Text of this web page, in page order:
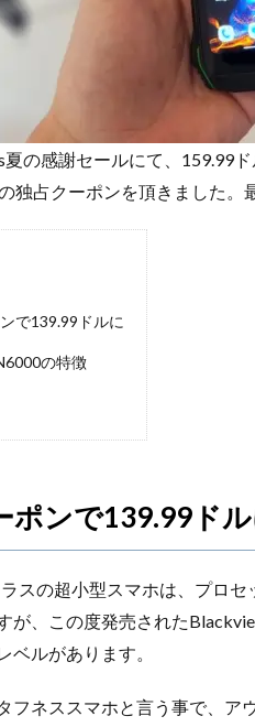
の感謝セールにて、159.99ド
独占クーポンを頂きました。
で139.99ドルに
の特徴
ポンで139.99ド
スの超小型スマホは、プロ
が、この度発売された
ベルがあります。
フネススマホと言う事で、ア